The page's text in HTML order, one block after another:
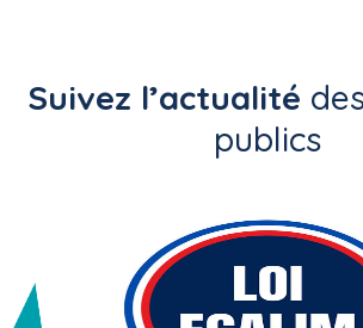
Suivez l’actualité
publics